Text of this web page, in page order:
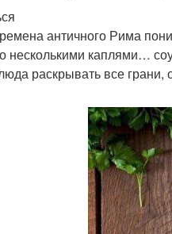
античного Рима
несколькими каплями…
раскрывать все грани,